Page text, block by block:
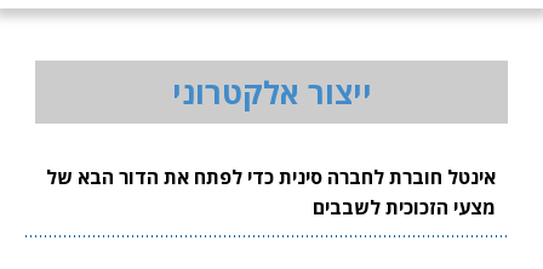
ייצור אלקטרוני
אינטל חוברת לחברה סינית כדי לפתח את הדור הבא של
מצעי הזכוכית לשבבים